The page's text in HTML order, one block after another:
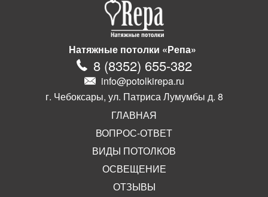
Натяжные потолки «Репа»
8 (8352) 655-382
info@potolkirepa.ru
г. Чебоксары, ул. Патриса Лумумбы д. 8
ГЛАВНАЯ
ВОПРОС-ОТВЕТ
ВИДЫ ПОТОЛКОВ
ОСВЕЩЕНИЕ
ОТЗЫВЫ